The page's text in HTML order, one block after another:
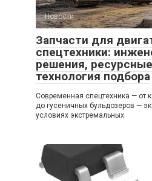
Новости
Запчасти для
спецтехники:
решения,
технология подбора
Современная спецтехника — от
до гусеничных бульдозеров —
условиях экстремальных